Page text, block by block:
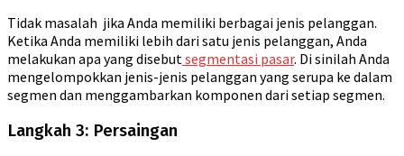
Tidak masalah jika Anda memiliki berbagai jenis pelanggan.
Ketika Anda memiliki lebih dari satu jenis pelanggan, Anda
melakukan apa yang disebut segmentasi pasar. Di sinilah Anda
mengelompokkan jenis-jenis pelanggan yang serupa ke dalam
segmen dan menggambarkan komponen dari setiap segmen.
Langkah 3: Persaingan